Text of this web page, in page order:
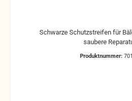
Schwarze Schutzstreifen für Bälge Breite 24
saubere
Produktnummer: